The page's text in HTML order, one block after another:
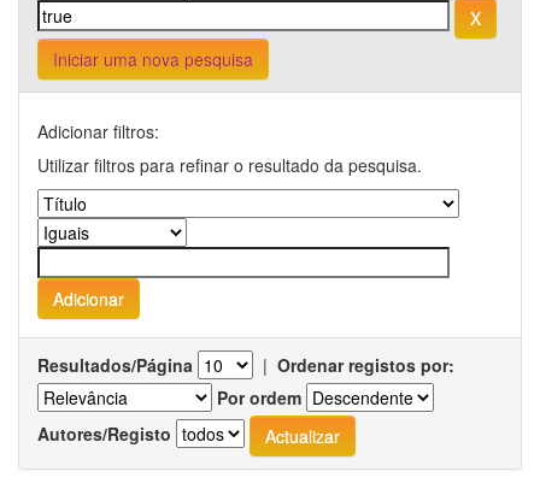
Iniciar uma nova pesquisa
Adicionar filtros:
Utilizar filtros para refinar o resultado da pesquisa.
Resultados/Página | Ordenar registos por:
Por ordem
Autores/Registo